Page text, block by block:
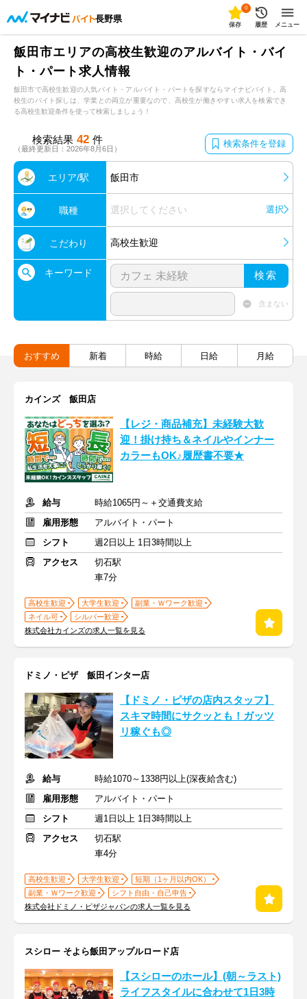
長野県
0
保存 履歴 メニュー
飯田市エリアの高校生歓迎のアルバイト・バイ
ト・パート求人情報
飯田市で高校生歓迎の人気バイト・アルバイト・パートを探すならマイナビバイト。高
校生のバイト探しは、学業との両立が重要なので、高校生が働きやすい求人を検索でき
る高校生歓迎条件を使って検索しましょう！
検索結果 42 件
（最終更新日：2026年8月6日） 検索条件を登録
エリア/駅 飯田市
職種 選択してください 選択
こだわり 高校生歓迎
キーワード 検索
含まない
おすすめ 新着 時給 日給 月給
カインズ 飯田店
【レジ・商品補充】未経験大歓
迎！掛け持ち＆ネイルやインナー
カラーもOK♪履歴書不要★
給与
時給1065円～＋交通費支給
雇用形態
アルバイト・パート
シフト
週2日以上 1日3時間以上
アクセス
切石駅
車7分
高校生歓迎 大学生歓迎
副業・Ｗワーク歓迎
ネイル可
シルバー歓迎
株式会社カインズの求人一覧を見る
ドミノ・ピザ 飯田インター店
【ドミノ・ピザの店内スタッフ】
スキマ時間にサクッとも！ガッツ
リ稼ぐも◎
給与
時給1070～1338円以上(深夜給含む)
雇用形態
アルバイト・パート
シフト
週1日以上 1日3時間以上
アクセス
切石駅
車4分
高校生歓迎 大学生歓迎
短期（1ヶ月以内OK）
副業・Ｗワーク歓迎
シフト自由・自己申告
株式会社ドミノ・ピザジャパンの求人一覧を見る
スシロー そよら飯田アップルロード店
【スシローのホール】(朝～ラスト)
ライフスタイルに合わせて1日3時